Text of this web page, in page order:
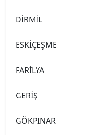
DİRMİL
ESKİÇEŞME
FARİLYA
GERİŞ
GÖKPINAR